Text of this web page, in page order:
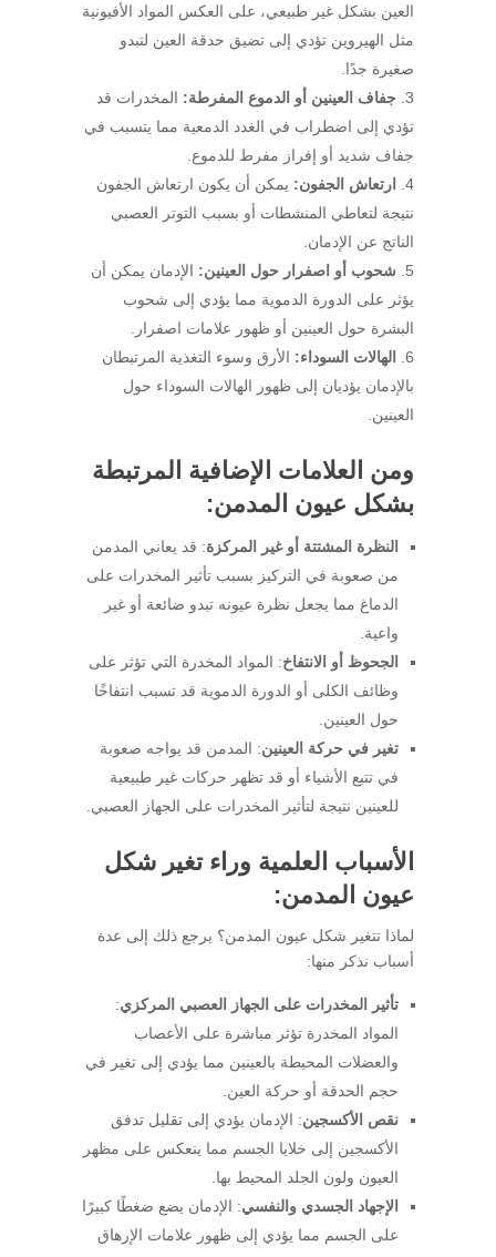
العين بشكل غير طبيعي، على العكس المواد الأفيونية
مثل الهيروين تؤدي إلى تضيق حدقة العين لتبدو
صغيرة جدًا.
جفاف العينين أو الدموع المفرطة: المخدرات قد
تؤدي إلى اضطراب في الغدد الدمعية مما يتسبب في
جفاف شديد أو إفراز مفرط للدموع.
ارتعاش الجفون: يمكن أن يكون ارتعاش الجفون
نتيجة لتعاطي المنشطات أو بسبب التوتر العصبي
الناتج عن الإدمان.
شحوب أو اصفرار حول العينين: الإدمان يمكن أن
يؤثر على الدورة الدموية مما يؤدي إلى شحوب
البشرة حول العينين أو ظهور علامات اصفرار.
الهالات السوداء: الأرق وسوء التغذية المرتبطان
بالإدمان يؤديان إلى ظهور الهالات السوداء حول
العينين.
ومن العلامات الإضافية المرتبطة
بشكل عيون المدمن:
النظرة المشتتة أو غير المركزة: قد يعاني المدمن
من صعوبة في التركيز بسبب تأثير المخدرات على
الدماغ مما يجعل نظرة عيونه تبدو ضائعة أو غير
واعية.
الجحوظ أو الانتفاخ: المواد المخدرة التي تؤثر على
وظائف الكلى أو الدورة الدموية قد تسبب انتفاخًا
حول العينين.
تغير في حركة العينين: المدمن قد يواجه صعوبة
في تتبع الأشياء أو قد تظهر حركات غير طبيعية
للعينين نتيجة لتأثير المخدرات على الجهاز العصبي.
الأسباب العلمية وراء تغير شكل
عيون المدمن:
لماذا تتغير شكل عيون المدمن؟ يرجع ذلك إلى عدة
أسباب نذكر منها:
تأثير المخدرات على الجهاز العصبي المركزي:
المواد المخدرة تؤثر مباشرة على الأعصاب
والعضلات المحيطة بالعينين مما يؤدي إلى تغير في
حجم الحدقة أو حركة العين.
نقص الأكسجين: الإدمان يؤدي إلى تقليل تدفق
الأكسجين إلى خلايا الجسم مما ينعكس على مظهر
العيون ولون الجلد المحيط بها.
الإجهاد الجسدي والنفسي: الإدمان يضع ضغطًا كبيرًا
على الجسم مما يؤدي إلى ظهور علامات الإرهاق